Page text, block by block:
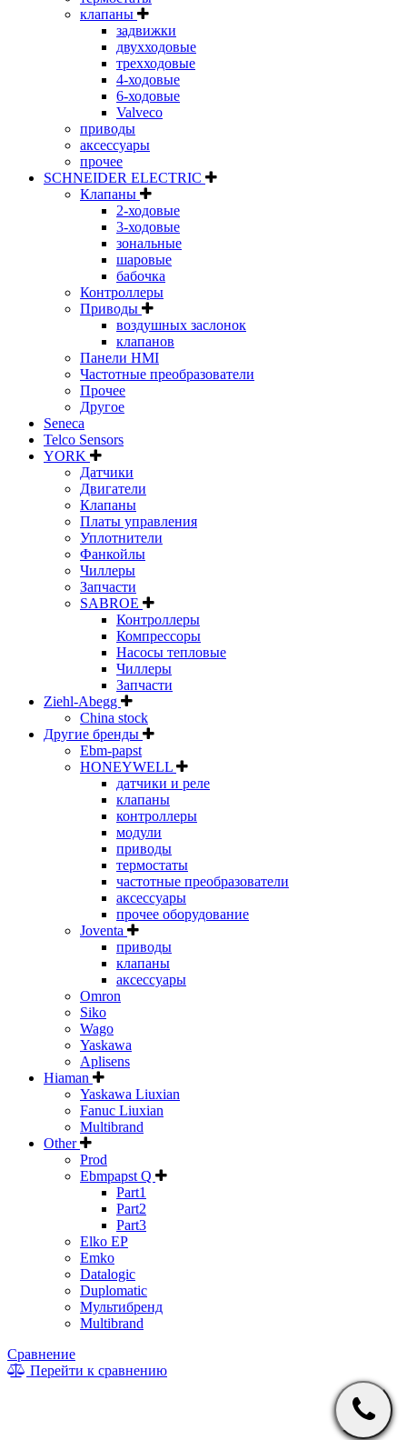
клапаны
задвижки
двухходовые
трехходовые
4-ходовые
6-ходовые
Valveco
приводы
аксессуары
прочее
SCHNEIDER ELECTRIC
Клапаны
2-ходовые
3-ходовые
зональные
шаровые
бабочка
Контроллеры
Приводы
воздушных заслонок
клапанов
Панели HMI
Частотные преобразователи
Прочее
Другое
Seneca
Telco Sensors
YORK
Датчики
Двигатели
Клапаны
Платы управления
Уплотнители
Фанкойлы
Чиллеры
Запчасти
SABROE
Контроллеры
Компрессоры
Насосы тепловые
Чиллеры
Запчасти
Ziehl-Abegg
China stock
Другие бренды
Ebm-papst
HONEYWELL
датчики и реле
клапаны
контроллеры
модули
приводы
термостаты
частотные преобразователи
аксессуары
прочее оборудование
Joventa
приводы
клапаны
аксессуары
Omron
Siko
Wago
Yaskawa
Aplisens
Hiaman
Yaskawa Liuxian
Fanuc Liuxian
Multibrand
Other
Prod
Ebmpapst Q
Part1
Part2
Part3
Elko EP
Emko
Datalogic
Duplomatic
Мультибренд
Multibrand
Сравнение
Перейти к сравнению
* Информация на сайте не является публичной офертой. Цены
производителем в одностороннем порядке. Актуальную цену